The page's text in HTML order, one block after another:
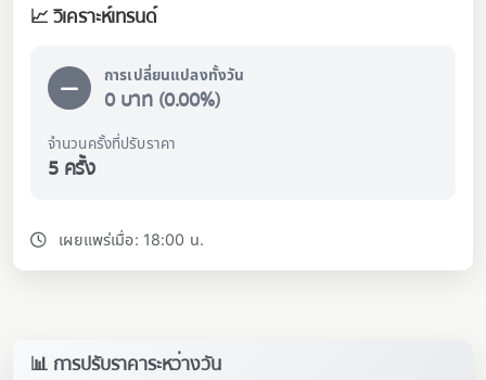
📈 วิเคราะห์เทรนด์
การเปลี่ยนแปลงทั้งวัน
0 บาท (0.00%)
จำนวนครั้งที่ปรับราคา
5 ครั้ง
เผยแพร่เมื่อ: 18:00 น.
📊 การปรับราคาระหว่างวัน